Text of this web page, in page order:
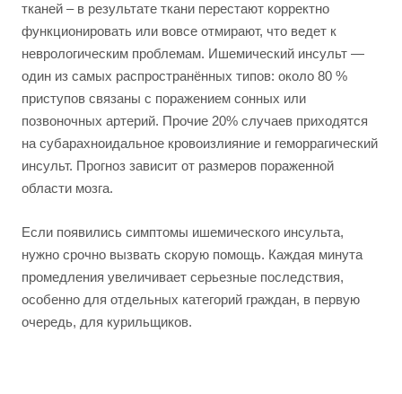
тканей – в результате ткани перестают корректно
функционировать или вовсе отмирают, что ведет к
неврологическим проблемам. Ишемический инсульт —
один из самых распространённых типов: около 80 %
приступов связаны с поражением сонных или
позвоночных артерий. Прочие 20% случаев приходятся
на субарахноидальное кровоизлияние и геморрагический
инсульт. Прогноз зависит от размеров пораженной
области мозга.
Если появились симптомы ишемического инсульта,
нужно срочно вызвать скорую помощь. Каждая минута
промедления увеличивает серьезные последствия,
особенно для отдельных категорий граждан, в первую
очередь, для курильщиков.